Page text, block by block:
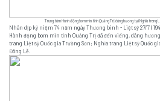
Trung tâm Hành động bom mìn tỉnh Quảng Trị dâng hương tại Nghĩa trang
Nhân dịp kỷ niệm 74 năm ngày Thương binh - Liệt sỹ 27/7
Hành động bom mìn tỉnh Quảng Trị đã đến viếng, dâng
trang Liệt sỹ Quốc gia Trường Sơn; Nghĩa trang Liệt sỹ Quốc
Đông Lễ.